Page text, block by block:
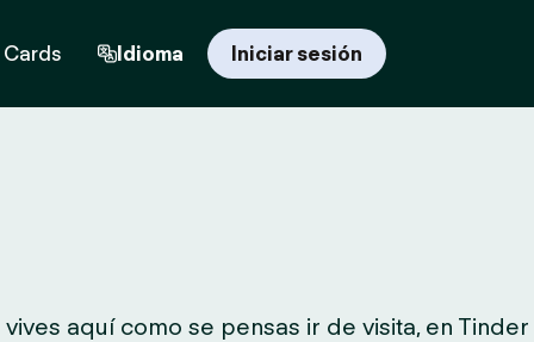
Idioma Iniciar sesión
aquí como se pensas ir de visita, en Tinder